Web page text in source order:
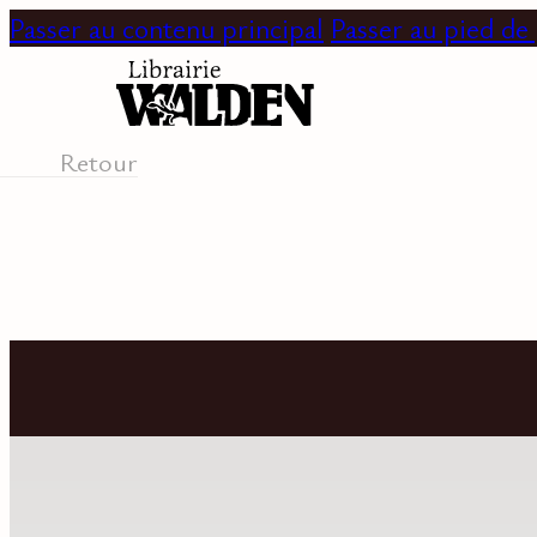
Passer au contenu principal Passer au pied de
Retour